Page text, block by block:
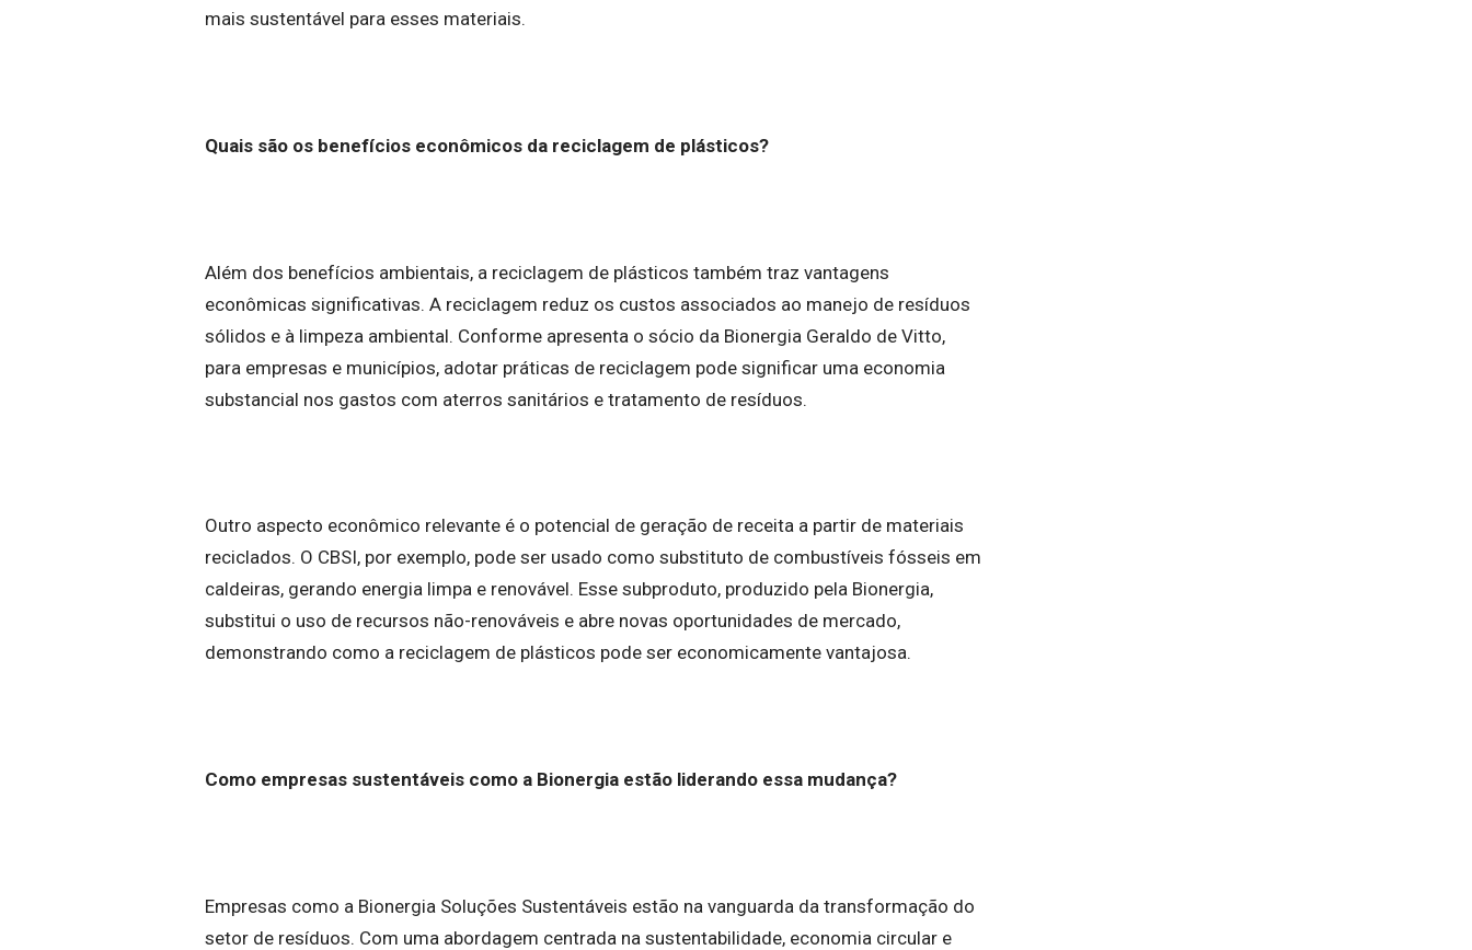
mais sustentável para esses materiais.
Quais são os benefícios econômicos da reciclagem de plásticos?
Além dos benefícios ambientais, a reciclagem de plásticos também traz vantagens
econômicas significativas. A reciclagem reduz os custos associados ao manejo de resíduos
sólidos e à limpeza ambiental. Conforme apresenta o sócio da Bionergia Geraldo de Vitto,
para empresas e municípios, adotar práticas de reciclagem pode significar uma economia
substancial nos gastos com aterros sanitários e tratamento de resíduos.
Outro aspecto econômico relevante é o potencial de geração de receita a partir de materiais
reciclados. O CBSI, por exemplo, pode ser usado como substituto de combustíveis fósseis em
caldeiras, gerando energia limpa e renovável. Esse subproduto, produzido pela Bionergia,
substitui o uso de recursos não-renováveis e abre novas oportunidades de mercado,
demonstrando como a reciclagem de plásticos pode ser economicamente vantajosa.
Como empresas sustentáveis como a Bionergia estão liderando essa mudança?
Empresas como a Bionergia Soluções Sustentáveis estão na vanguarda da transformação do
setor de resíduos. Com uma abordagem centrada na sustentabilidade, economia circular e